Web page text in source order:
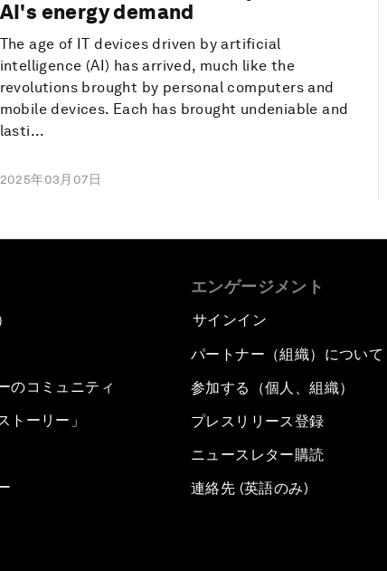
AI's energy demand
The age of IT devices driven by artificial
intelligence (AI) has arrived, much like the
revolutions brought by personal computers and
mobile devices. Each has brought undeniable and
lasti...
2025年03月07日
のコミュニティ
トーリー」
エンゲージメント
サインイン
パートナー（組織）について
参加する（個人、組織）
プレスリリース登録
ニュースレター購読
連絡先 (英語のみ)